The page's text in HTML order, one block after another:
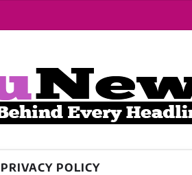
PRIVACY POLICY